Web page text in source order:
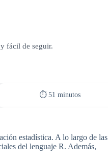
fácil de seguir.
⏱ 51 minutos
estadística. A lo largo de las
del lenguaje R. Además,